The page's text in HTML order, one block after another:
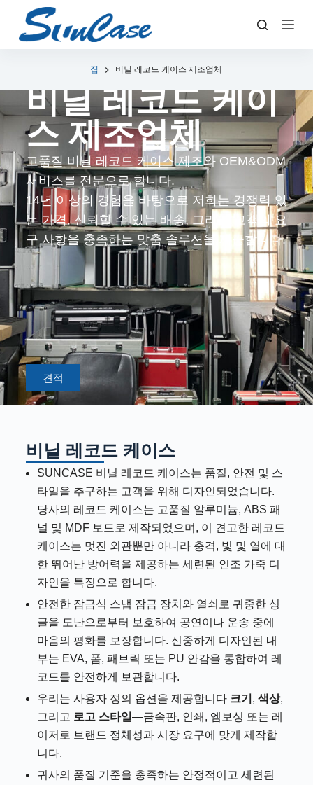
텐
건
기
집 비닐 레코드 케이스 제조업체
비닐 레코드 케이
스 제조업체
고품질 비닐 레코드 케이스 제조와 OEM&ODM
서비스를 전문으로 합니다.
14년 이상의 경험을 바탕으로 저희는 경쟁력 있
는 가격, 신뢰할 수 있는 배송, 그리고 고객의 요
구 사항을 충족하는 맞춤 솔루션을 제공합니다.
견적
비닐 레코드 케이스
SUNCASE 비닐 레코드 케이스는 품질, 안전 및 스
타일을 추구하는 고객을 위해 디자인되었습니다.
당사의 레코드 케이스는 고품질 알루미늄, ABS 패
널 및 MDF 보드로 제작되었으며, 이 견고한 레코드
케이스는 멋진 외관뿐만 아니라 충격, 빛 및 열에 대
한 뛰어난 방어력을 제공하는 세련된 인조 가죽 디
자인을 특징으로 합니다.
안전한 잠금식 스냅 잠금 장치와 열쇠로 귀중한 싱
글을 도난으로부터 보호하여 공연이나 운송 중에
마음의 평화를 보장합니다. 신중하게 디자인된 내
부는 EVA, 폼, 패브릭 또는 PU 안감을 통합하여 레
코드를 안전하게 보관합니다.
우리는 사용자 정의 옵션을 제공합니다 크기 , 색상,
그리고 로고 스타일—금속판, 인쇄, 엠보싱 또는 레
이저로 브랜드 정체성과 시장 요구에 맞게 제작합
니다.
귀사의 품질 기준을 충족하는 안정적이고 세련된